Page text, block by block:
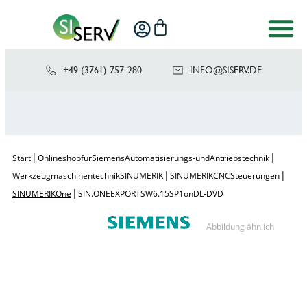
+49 (3761) 757-280 ED.VRE
SIS@OF
NI
Start | Onlineshop für Siemens Automatisierungs- und Antriebstechnik |
Werkzeugmaschinentechnik SINUMERIK | SINUMERIK CNC Steuerungen |
SINUMERIK One | SIN. ONE EXPORT SW 6.15 SP1 on DL-DVD
Abbildung ähnlich